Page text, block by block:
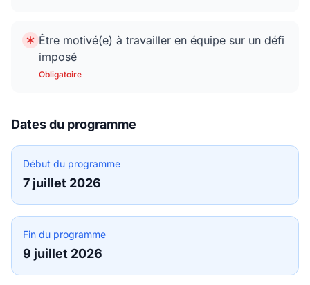
Être motivé(e) à travailler en équipe sur un défi
imposé
Obligatoire
Dates du programme
Début du programme
7 juillet 2026
Fin du programme
9 juillet 2026